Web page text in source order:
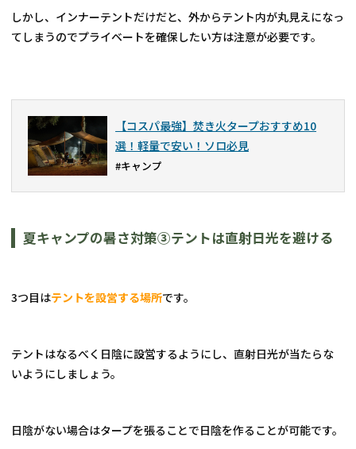
しかし、インナーテントだけだと、外からテント内が丸見えになっ
てしまうのでプライベートを確保したい方は注意が必要です。
【コスパ最強】焚き火タープおすすめ10
選！軽量で安い！ソロ必見
#キャンプ
夏キャンプの暑さ対策③テントは直射日光を避ける
3つ目はテントを設営する場所です。
テントはなるべく日陰に設営するようにし、直射日光が当たらな
いようにしましょう。
日陰がない場合はタープを張ることで日陰を作ることが可能です。